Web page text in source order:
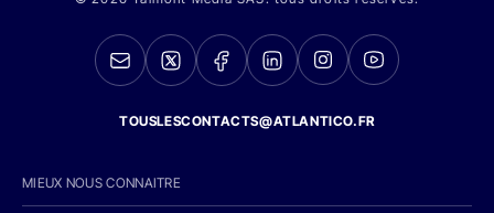
TOUSLESCONTACTS@ATLANTICO.FR
MIEUX NOUS CONNAITRE